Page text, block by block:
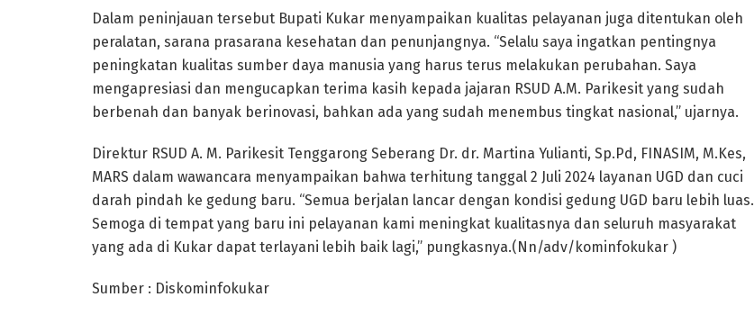
Dalam peninjauan tersebut Bupati Kukar menyampaikan kualitas pelayanan juga ditentukan oleh
peralatan, sarana prasarana kesehatan dan penunjangnya. “Selalu saya ingatkan pentingnya
peningkatan kualitas sumber daya manusia yang harus terus melakukan perubahan. Saya
mengapresiasi dan mengucapkan terima kasih kepada jajaran RSUD A.M. Parikesit yang sudah
berbenah dan banyak berinovasi, bahkan ada yang sudah menembus tingkat nasional,” ujarnya.
Direktur RSUD A. M. Parikesit Tenggarong Seberang Dr. dr. Martina Yulianti, Sp.Pd, FINASIM, M.Kes,
MARS dalam wawancara menyampaikan bahwa terhitung tanggal 2 Juli 2024 layanan UGD dan cuci
darah pindah ke gedung baru. “Semua berjalan lancar dengan kondisi gedung UGD baru lebih luas.
Semoga di tempat yang baru ini pelayanan kami meningkat kualitasnya dan seluruh masyarakat
yang ada di Kukar dapat terlayani lebih baik lagi,” pungkasnya.(Nn/adv/kominfokukar )
Sumber : Diskominfokukar